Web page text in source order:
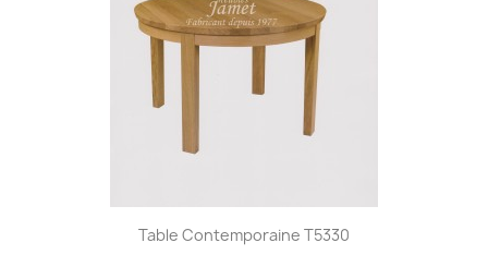
Table Contemporaine T5330